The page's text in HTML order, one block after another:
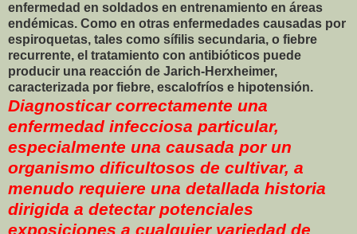
enfermedad en soldados en entrenamiento en áreas
endémicas. Como en otras enfermedades causadas por
espiroquetas, tales como sífilis secundaria, o fiebre
recurrente, el tratamiento con antibióticos puede
producir una reacción de Jarich-Herxheimer,
caracterizada por fiebre, escalofríos e hipotensión.
Diagnosticar correctamente una
enfermedad infecciosa particular,
especialmente una causada por un
organismo dificultosos de cultivar, a
menudo requiere una detallada historia
dirigida a detectar potenciales
exposiciones a cualquier variedad de